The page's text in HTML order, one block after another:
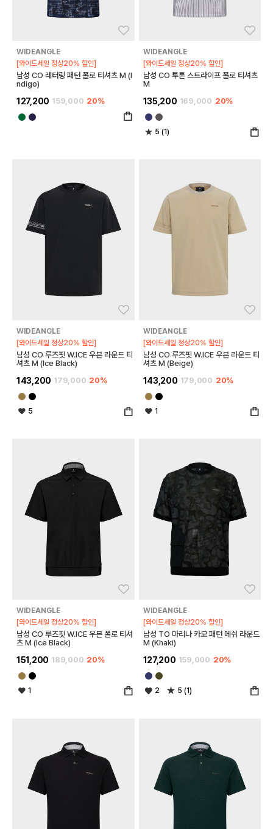
WIDEANGLE
[와이드세일 정상20% 할인]
남성 CO 레터링 패턴 폴로 티셔츠 M (I
ndigo)
127,200 159,000 20%
WIDEANGLE
[와이드세일 정상20% 할인]
남성 CO 투톤 스트라이프 폴로 티셔츠
M
135,200 169,000 20%
5 (1)
WIDEANGLE
[와이드세일 정상20% 할인]
남성 CO 루즈핏 W.ICE 우븐 라운드 티
셔츠 M (Ice Black)
143,200 179,000 20%
5
WIDEANGLE
[와이드세일 정상20% 할인]
남성 CO 루즈핏 W.ICE 우븐 라운드 티
셔츠 M (Beige)
143,200 179,000 20%
1
WIDEANGLE
[와이드세일 정상20% 할인]
남성 CO 루즈핏 W.ICE 우븐 폴로 티셔
츠 M (Ice Black)
151,200 189,000 20%
1
WIDEANGLE
[와이드세일 정상20% 할인]
남성 TO 마리나 카모 패턴 메쉬 라운드
M (Khaki)
127,200 159,000 20%
2 5 (1)